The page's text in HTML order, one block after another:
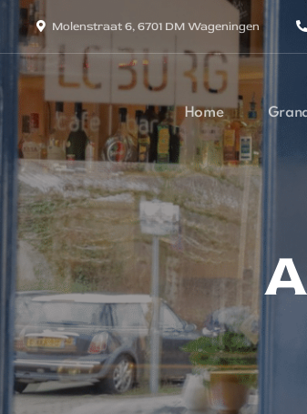
Molenstraat 6, 6701 DM Wageningen
Home